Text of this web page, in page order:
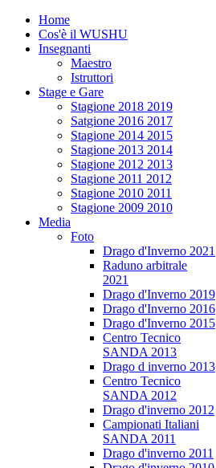
Home
Cos'è il WUSHU
Insegnanti
Maestro
Istruttori
Stage e Gare
Stagione 2018 2019
Satgione 2016 2017
Stagione 2014 2015
Stagione 2013 2014
Stagione 2012 2013
Stagione 2011 2012
Stagione 2010 2011
Stagione 2009 2010
Media
Foto
Drago d'Inverno 2021
Raduno arbitrale
2021
Drago d'Inverno 2019
Drago d'Inverno 2016
Drago d'Inverno 2015
Centro Tecnico
SANDA 2013
Drago d inverno 2013
Centro Tecnico
SANDA 2012
Drago d'inverno 2012
Campionati Italiani
SANDA 2011
Drago d'inverno 2011